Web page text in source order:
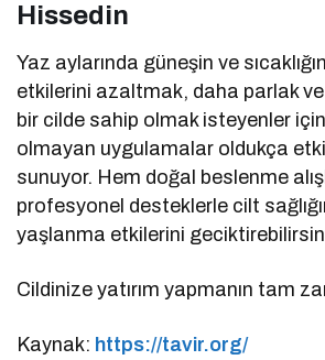
Hissedin
Yaz aylarında güneşin ve
etkilerini azaltmak, daha parlak
bir cilde sahip olmak isteyenler
olmayan uygulamalar oldukça
sunuyor. Hem doğal beslenme
profesyonel desteklerle cilt
yaşlanma etkilerini
Cildinize yatırım yapmanın tam
Kaynak: https://tavir.org/